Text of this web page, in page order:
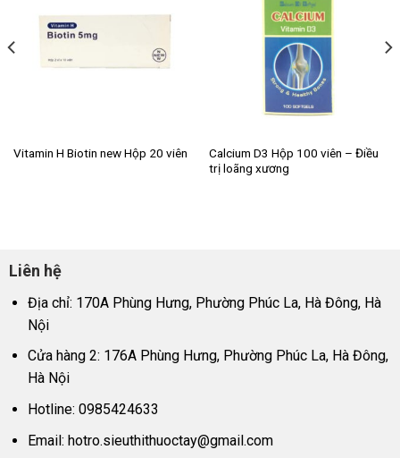
Vitamin H Biotin new Hộp 20 viên
Calcium D3 Hộp 100 viên – Điều
trị loãng xương
Liên hệ
Địa chỉ: 170A Phùng Hưng, Phường Phúc La, Hà Đông, Hà
Nội
Cửa hàng 2: 176A Phùng Hưng, Phường Phúc La, Hà Đông,
Hà Nội
Hotline: 0985424633
Email: hotro.sieuthithuoctay@gmail.com